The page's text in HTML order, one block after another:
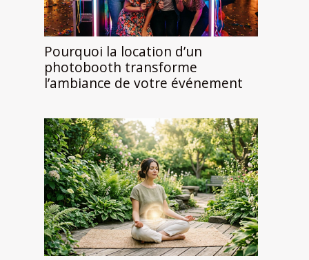
Pourquoi la location d’un
photobooth transforme
l’ambiance de votre événement